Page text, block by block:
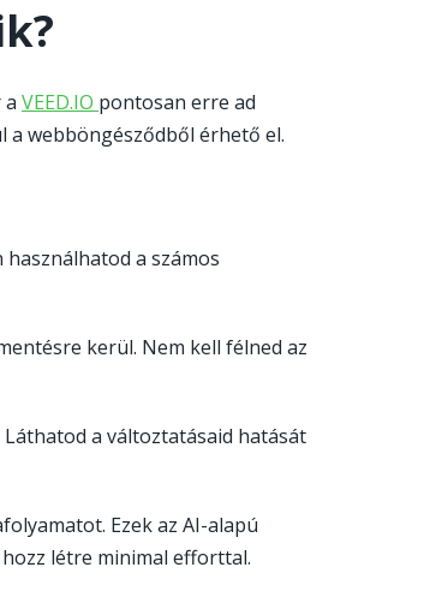
VEED.IO -
Go
pontosan erre ad
a webböngésződből érhető el.
a számos
kerül. Nem kell félned az
a változtatásaid hatását
Ezek az AI-alapú
létre minimal efforttal.